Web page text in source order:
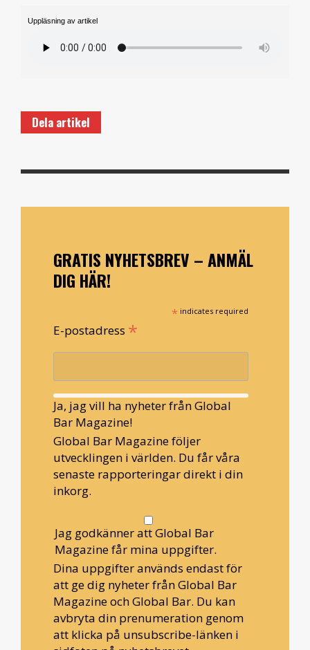
Uppläsning av artikel
Dela artikel
GRATIS NYHETSBREV – ANMÄL
DIG HÄR!
* indicates required
E-postadress *
Ja, jag vill ha nyheter från Global
Bar Magazine!
Global Bar Magazine följer
utvecklingen i världen. Du får våra
senaste rapporteringar direkt i din
inkorg.
Jag godkänner att Global Bar
Magazine får mina uppgifter.
Dina uppgifter används endast för
att ge dig nyheter från Global Bar
Magazine och Global Bar. Du kan
avbryta din prenumeration genom
att klicka på unsubscribe-länken i